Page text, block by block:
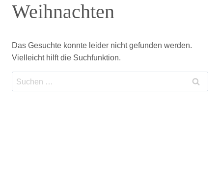
Weihnachten
Das Gesuchte konnte leider nicht gefunden werden.
Vielleicht hilft die Suchfunktion.
Suchen
nach: